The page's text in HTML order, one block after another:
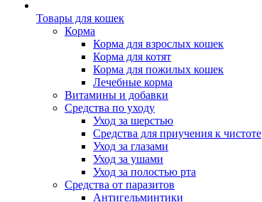
Товары для кошек
Корма
Корма для взрослых кошек
Корма для котят
Корма для пожилых кошек
Лечебные корма
Витамины и добавки
Средства по уходу
Уход за шерстью
Средства для приучения к чистоте
Уход за глазами
Уход за ушами
Уход за полостью рта
Средства от паразитов
Антигельминтики